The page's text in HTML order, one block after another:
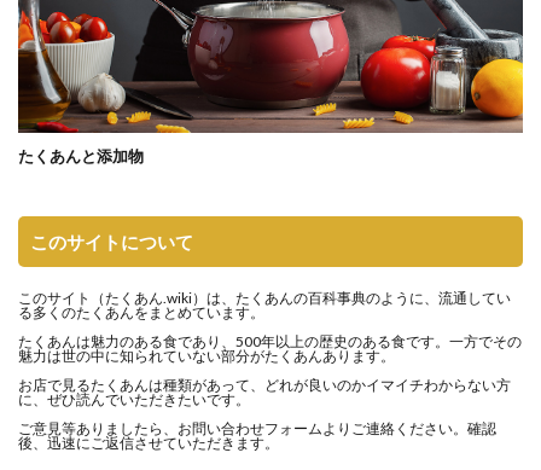
たくあんと添加物
このサイトについて
このサイト（たくあん.wiki）は、たくあんの百科事典のように、流通してい
る多くのたくあんをまとめています。
たくあんは魅力のある食であり、500年以上の歴史のある食です。一方でその
魅力は世の中に知られていない部分がたくあんあります。
お店で見るたくあんは種類があって、どれが良いのかイマイチわからない方
に、ぜひ読んでいただきたいです。
ご意見等ありましたら、 お問い合わせフォームよりご連絡ください。確認
後、迅速にご返信させていただきます。